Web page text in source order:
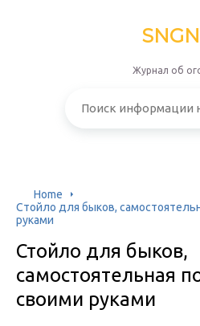
Журнал об
Home
Стойло для быков,
руками
Стойло для быков,
самостоятельная
своими руками